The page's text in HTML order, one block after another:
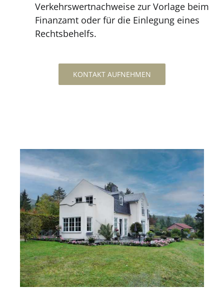
Verkehrswertnachweise zur Vorlage beim
Finanzamt oder für die Einlegung eines
Rechtsbehelfs.
KONTAKT AUFNEHMEN